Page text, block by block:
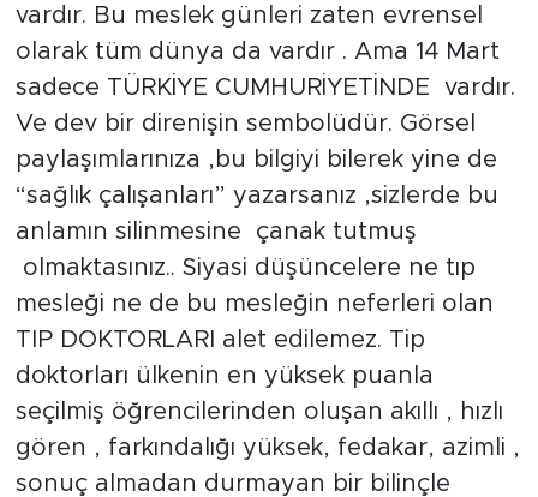
vardır. Bu meslek günleri zaten evrensel
olarak tüm dünya da vardır . Ama 14 Mart
sadece TÜRKİYE CUMHURİYETİNDE vardır.
Ve dev bir direnişin sembolüdür. Görsel
paylaşımlarınıza ,bu bilgiyi bilerek yine de
“sağlık çalışanları” yazarsanız ,sizlerde bu
anlamın silinmesine çanak tutmuş
olmaktasınız.. Siyasi düşüncelere ne tıp
mesleği ne de bu mesleğin neferleri olan
TIP DOKTORLARI alet edilemez. Tip
doktorları ülkenin en yüksek puanla
seçilmiş öğrencilerinden oluşan akıllı , hızlı
gören , farkındalığı yüksek, fedakar, azimli ,
sonuç almadan durmayan bir bilinçle